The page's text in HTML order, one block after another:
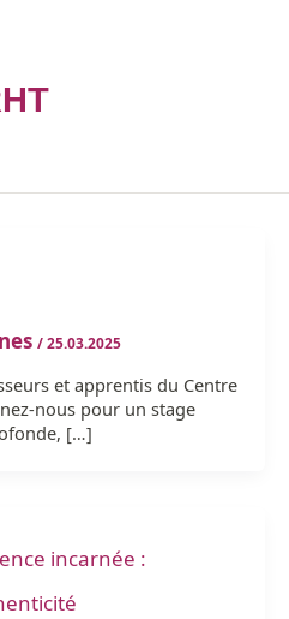
/25.03.2025
et apprentis du Centre
nous pour un stage
[…]
incarnée :